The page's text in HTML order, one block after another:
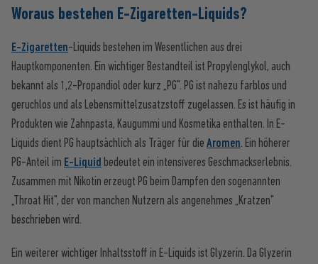
Woraus bestehen E-Zigaretten-Liquids?
E-Zigaretten-Liquids bestehen im Wesentlichen aus drei
Hauptkomponenten. Ein wichtiger Bestandteil ist Propylenglykol, auch
bekannt als 1,2-Propandiol oder kurz „PG". PG ist nahezu farblos und
geruchlos und als Lebensmittelzusatzstoff zugelassen. Es ist häufig in
Produkten wie Zahnpasta, Kaugummi und Kosmetika enthalten. In E-
Liquids dient PG hauptsächlich als Träger für die Aromen. Ein höherer
PG-Anteil im E-Liquid bedeutet ein intensiveres Geschmackserlebnis.
Zusammen mit Nikotin erzeugt PG beim Dampfen den sogenannten
„Throat Hit", der von manchen Nutzern als angenehmes „Kratzen"
beschrieben wird.
Ein weiterer wichtiger Inhaltsstoff in E-Liquids ist Glyzerin. Da Glyzerin